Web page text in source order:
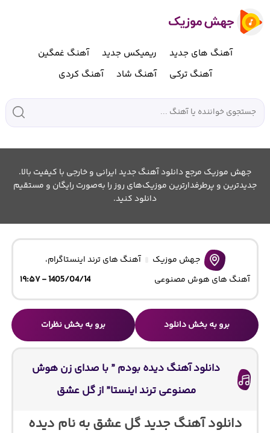
آهنگ های جدید ریمیکس جدید
آهنگ غمگین
آهنگ ترکی
آهنگ شاد آهنگ کردی
جهش موزیک مرجع دانلود آهنگ جدید ایرانی و خارجی با کیفیت بالا.
جدیدترین و پرطرفدارترین موزیک‌های روز را به‌صورت رایگان و مستقیم
دانلود کنید.
جهش موزیک آهنگ های ترند اینستاگرام،
آهنگ های هوش مصنوعی
1405/04/14 - ۱۹:۵۷
برو به بخش دانلود برو به بخش نظرات
دانلود آهنگ دیده بودم ” با صدای زن هوش
مصنوعی ترند اینستا” از گل عشق
دانلود آهنگ جدید گل عشق به نام دیده